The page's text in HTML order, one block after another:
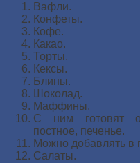
Вафли.
Конфеты.
Кофе.
Какао.
Торты.
Кексы.
Блины.
Шоколад.
Маффины.
С ним готовят
постное, печенье.
Можно добавлять в
Салаты.